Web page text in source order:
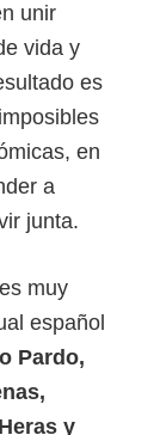
unir
vida y
es
en
a
junta.
muy
español
Pardo,
y